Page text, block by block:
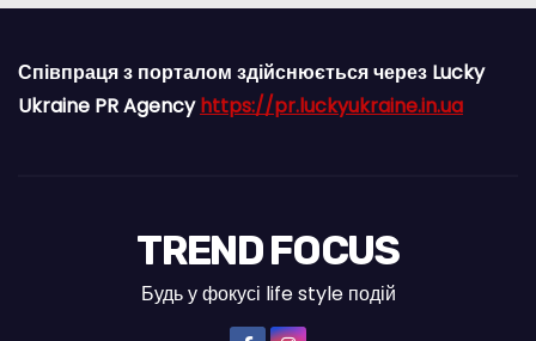
Співпраця з порталом здійснюється через Lucky
Ukraine PR Agencyhttps://pr.luckyukraine.in.ua
TREND FOCUS
Будь у фокусі life style подій